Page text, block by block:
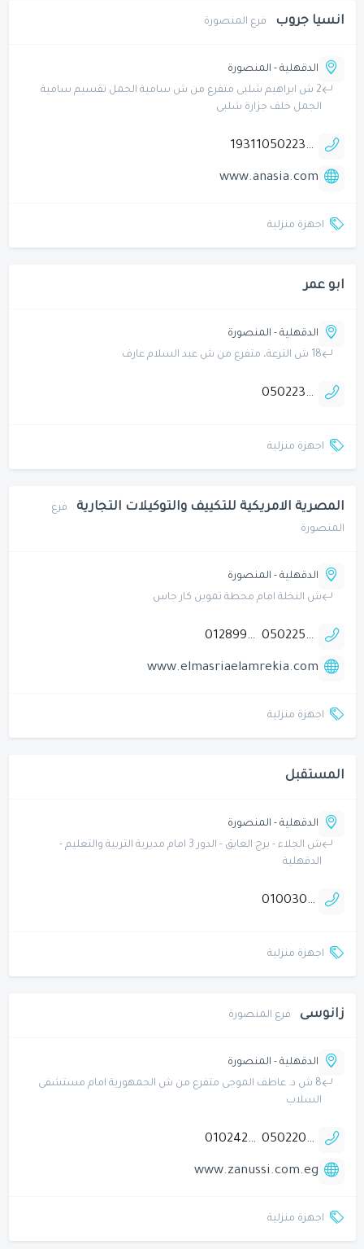
انسيا جروب فرع المنصورة
الدقهلية - المنصورة
2 ش ابراهيم شلبى متفرع من ش سامية الجمل تقسيم سامية
الجمل خلف جزارة شلبى
0502238523
19311
www.anasia.com
اجهزة منزلية
ابو عمر
الدقهلية - المنصورة
18 ش الترعة، متفرع من ش عبد السلام عارف
0502236231
اجهزة منزلية
المصرية الامريكية للتكييف والتوكيلات التجارية
فرع
المنصورة
الدقهلية - المنصورة
ش النخلة امام محطة تموين كار جاس
0502257558
01289966809
www.elmasriaelamrekia.com
اجهزة منزلية
المستقبل
الدقهلية - المنصورة
ش الجلاء - برج العايق - الدور 3 امام مديرية التربية والتعليم -
الدقهلية
01003082797
اجهزة منزلية
زانوسى فرع المنصورة
الدقهلية - المنصورة
8 ش د. عاطف الموجى متفرع من ش الجمهورية امام مستشفى
السلاب
0502208031
01024290999
www.zanussi.com.eg
اجهزة منزلية